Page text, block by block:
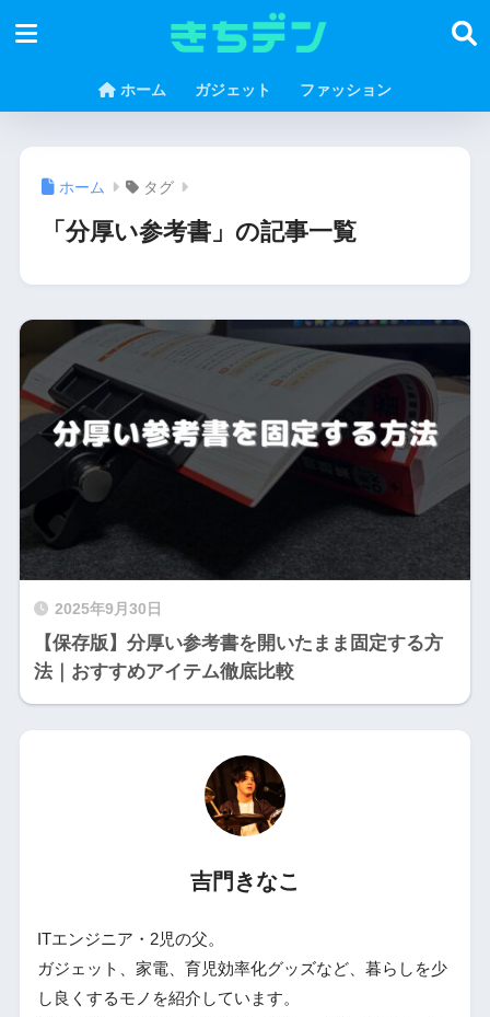
ホーム ガジェット ファッション
ホーム タグ
「分厚い参考書」の記事一覧
2025年9月30日
【保存版】分厚い参考書を開いたまま固定する方
法｜おすすめアイテム徹底比較
吉門きなこ
ITエンジニア・2児の父。
ガジェット、家電、育児効率化グッズなど、暮らしを少
し良くするモノを紹介しています。